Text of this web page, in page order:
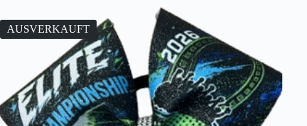
AUSVERKAUFT